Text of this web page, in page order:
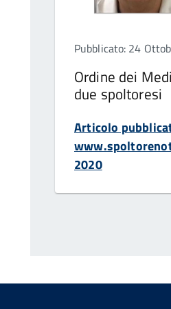
Pubblicato: 24
Ordine dei
due spoltoresi
Articolo
2020